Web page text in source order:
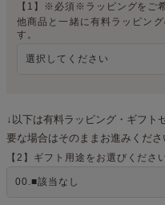
【1】※必須※ラッピングをご
他商品と一緒に有料ラッピン
す。
↓以下は有料ラッピング・ギフト
要な場合はそのままお進みくださ
【2】ギフト用途をお選びくださ